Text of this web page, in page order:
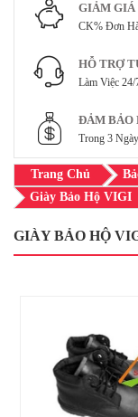
GIẢM GIÁ
CK% Đơn
HỖ TRỢ
Làm Việc 24/
ĐẢM BẢO
Trong 3
Trang Chủ
Giày Bảo Hộ VIGI
GIÀY BẢO HỘ